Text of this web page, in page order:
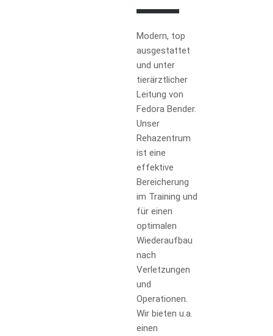
Modern, top
ausgestattet
und unter
tierärztlicher
Leitung von
Fedora Bender.
Unser
Rehazentrum
ist eine
effektive
Bereicherung
im Training und
für einen
optimalen
Wiederaufbau
nach
Verletzungen
und
Operationen.
Wir bieten u.a.
einen